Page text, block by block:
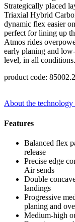
Strategically placed
Triaxial Hybrid
dynamic flex easier
perfect for lining up
Atmos rides
early planing and
level, in all conditions.
product code:
About the technology
Features
Balanced flex
release
Precise edge
Air sends
Double
landings
Progressive
planing and
Medium-high